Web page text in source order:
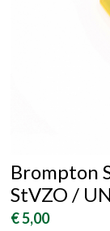
Brompton
StVZO /
€ 5,00